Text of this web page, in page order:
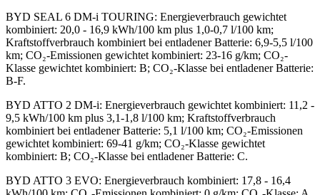
BYD SEAL 6 DM-i TOURING: Energieverbrauch gewichtet
kombiniert: 20,0 - 16,9 kWh/100 km plus 1,0-0,7 l/100 km;
Kraftstoffverbrauch kombiniert bei entladener Batterie: 6,9-5,5 l/100
km; CO₂-Emissionen gewichtet kombiniert: 23-16 g/km; CO₂-
Klasse gewichtet kombiniert: B; CO₂-Klasse bei entladener Batterie:
B-F.
BYD ATTO 2 DM-i: Energieverbrauch gewichtet kombiniert: 11,2 -
9,5 kWh/100 km plus 3,1-1,8 l/100 km; Kraftstoffverbrauch
kombiniert bei entladener Batterie: 5,1 l/100 km; CO₂-Emissionen
gewichtet kombiniert: 69-41 g/km; CO₂-Klasse gewichtet
kombiniert: B; CO₂-Klasse bei entladener Batterie: C.
BYD ATTO 3 EVO: Energieverbrauch kombiniert: 17,8 - 16,4